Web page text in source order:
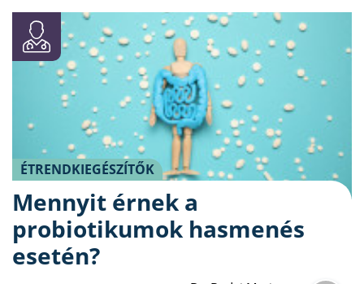
ÜGYELETKERESŐ
ORVOS VÁLASZOL
ORVOSKERESŐ
ÉTRENDKIEGÉSZÍTŐK
Mennyit érnek a
probiotikumok hasmenés
esetén?